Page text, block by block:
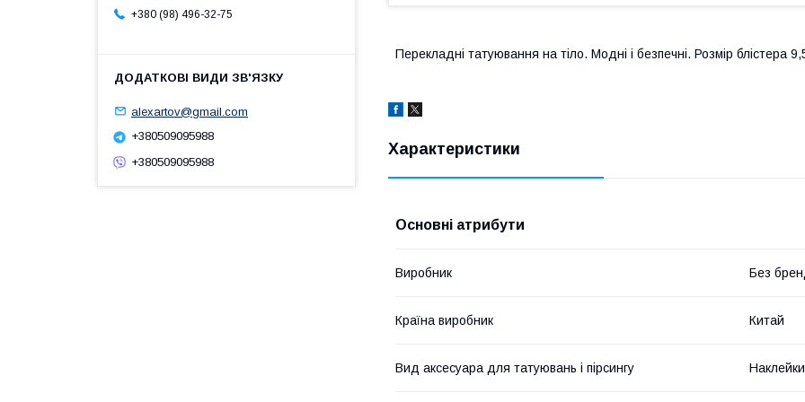
Перекладні татуювання на тіло. Модні і безпечні. Розмір блістера
Характеристики
Основні атрибути
Виробник Без
Країна виробник Китай
Вид аксесуара для татуювань і пірсингу
+380 (98) 496-32-75
alexartov@gmail.com
+380509095988
+380509095988